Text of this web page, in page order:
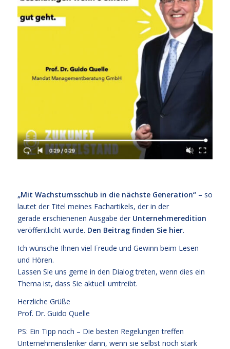
„Mit Wachstumsschub in die nächste Generation“– so
lautet der Titel meines Fachartikels, der in der
gerade erschienenen Ausgabe der Unternehmeredition
veröffentlicht wurde. Den Beitrag finden Sie hier.
Ich wünsche Ihnen viel Freude und Gewinn beim Lesen
und Hören.
Lassen Sie uns gerne in den Dialog treten, wenn dies ein
Thema ist, dass Sie aktuell umtreibt.
Herzliche Grüße
Prof. Dr. Guido Quelle
PS: Ein Tipp noch – Die besten Regelungen treffen
Unternehmenslenker dann, wenn sie selbst noch stark